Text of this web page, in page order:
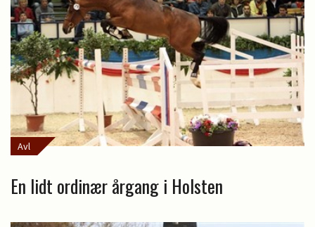
Avl
En lidt ordinær årgang i Holsten